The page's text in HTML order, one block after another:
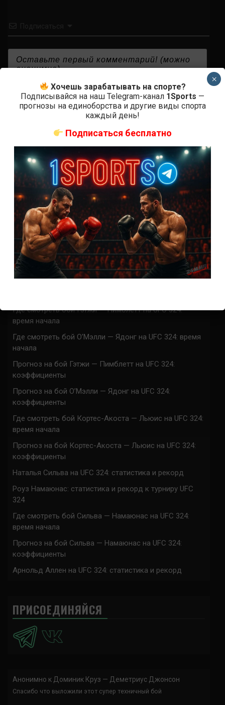
{} [+]
КОММЕНТАРИЕВ
СВЕЖИЕ ЗАПИСИ
ACA 200 прямая трансляция
Марафон боев UFC 325 прямая трансляция
UFC 324 прямая трансляция
Где смотреть бой Гэтжи — Пимблетт на UFC 324:
время начала
Где смотреть бой О’Мэлли — Ядонг на UFC 324: время
начала
Прогноз на бой Гэтжи — Пимблетт на UFC 324:
коэффициенты
Прогноз на бой О’Мэлли — Ядонг на UFC 324:
коэффициенты
Где смотреть бой Кортес-Акоста — Льюис на UFC 324:
время начала
Прогноз на бой Кортес-Акоста — Льюис на UFC 324:
коэффициенты
Наталья Сильва на UFC 324: статистика и рекорд
Роуз Намаюнас: статистика и рекорд к турниру UFC
324
Где смотреть бой Сильва — Намаюнас на UFC 324:
время начала
Прогноз на бой Сильва — Намаюнас на UFC 324:
коэффициенты
Арнольд Аллен на UFC 324: статистика и рекорд
ПРИСОЕДИНЯЙСЯ
Анонимно к Доминик Круз — Деметриус Джонсон
Спасибо что выложили этот супер техничный бой
Хочешь зарабатывать на спорте?
Подписывайся на наш Telegram-канал 1Sports —
прогнозы на единоборства и другие виды спорта
каждый день!
Подписаться бесплатно
×